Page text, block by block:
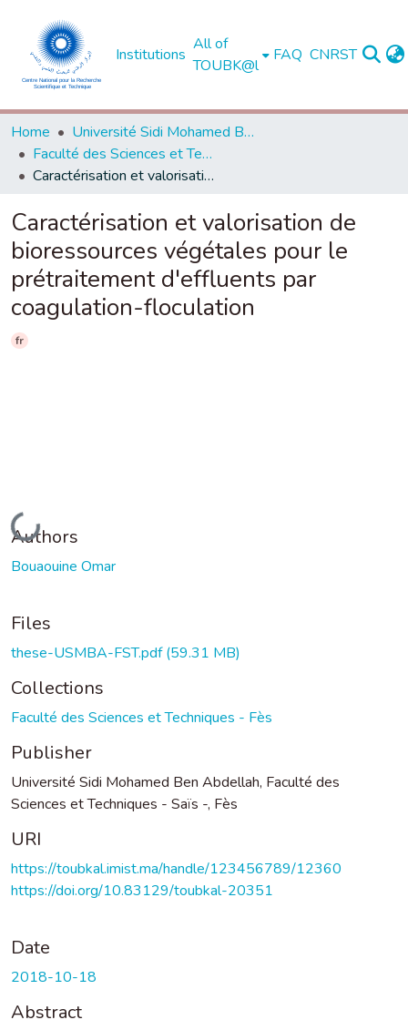
Institutions
All of
TOUBK@l
FAQ CNRST
Home
Université Sidi Mohamed Ben Abdellah de Fès
Faculté des Sciences et Techniques - Fès
Caractérisation et valorisation de bioressources végétales pour le prétraitement d'effluents par coagulation-floculation
Caractérisation et valorisation de
bioressources végétales pour le
prétraitement d'effluents par
coagulation-floculation
fr
Loading...
Authors
Bouaouine Omar
Files
these-USMBA-FST.pdf(59.31 MB)
Collections
Faculté des Sciences et Techniques - Fès
Publisher
Université Sidi Mohamed Ben Abdellah, Faculté des
Sciences et Techniques - Saïs -, Fès
URI
https://toubkal.imist.ma/handle/123456789/12360
https://doi.org/10.83129/toubkal-20351
Date
2018-10-18
Abstract